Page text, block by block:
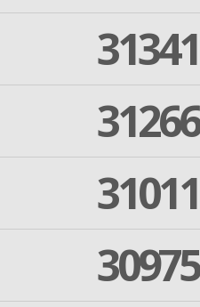
31341
31266
31011
30975